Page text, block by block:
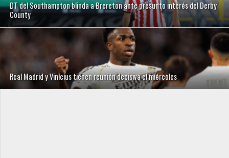
DT del Southampton blinda a Brereton ante presunto interés del Derby
County
Real Madrid y Vinícius tienen reunión decisiva el miércoles